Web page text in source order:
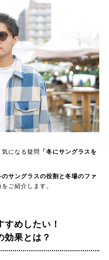
になる疑問
「冬にサングラスを
のサングラスの役割と冬場のファ
ご紹介します。
めしたい！
効果とは？